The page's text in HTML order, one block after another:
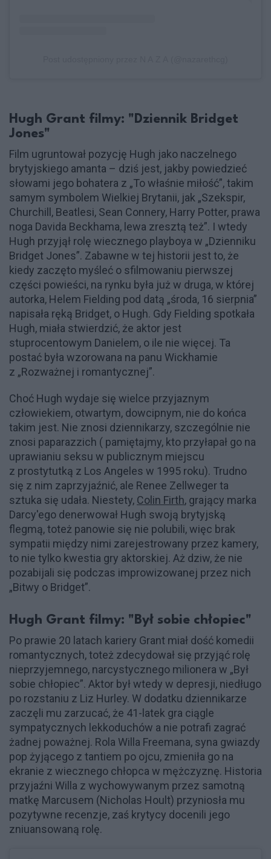
Hugh Grant filmy: "Dziennik Bridget
Jones"
Film ugruntował pozycję Hugh jako naczelnego
brytyjskiego amanta – dziś jest, jakby powiedzieć
słowami jego bohatera z „To właśnie miłość”, takim
samym symbolem Wielkiej Brytanii, jak „Szekspir,
Churchill, Beatlesi, Sean Connery, Harry Potter, prawa
noga Davida Beckhama, lewa zresztą też”. I wtedy
Hugh przyjął rolę wiecznego playboya w „Dzienniku
Bridget Jones”. Zabawne w tej historii jest to, że
kiedy zaczęto myśleć o sfilmowaniu pierwszej
części powieści, na rynku była już w druga, w której
autorka, Helem Fielding pod datą „środa, 16 sierpnia”
napisała ręką Bridget, o Hugh. Gdy Fielding spotkała
Hugh, miała stwierdzić, że aktor jest
stuprocentowym Danielem, o ile nie więcej. Ta
postać była wzorowana na panu Wickhamie
z „Rozważnej i romantycznej”.
Choć Hugh wydaje się wielce przyjaznym
człowiekiem, otwartym, dowcipnym, nie do końca
takim jest. Nie znosi dziennikarzy, szczególnie nie
znosi paparazzich ( pamiętajmy, kto przyłapał go na
uprawianiu seksu w publicznym miejscu
z prostytutką z Los Angeles w 1995 roku). Trudno
się z nim zaprzyjaźnić, ale Renee Zellweger ta
sztuka się udała. Niestety, Colin Firth, grający marka
Darcy'ego denerwował Hugh swoją brytyjską
flegmą, toteż panowie się nie polubili, więc brak
sympatii między nimi zarejestrowany przez kamery,
to nie tylko kwestia gry aktorskiej. Aż dziw, że nie
pozabijali się podczas improwizowanej przez nich
„Bitwy o Bridget”.
Hugh Grant filmy: "Był sobie chłopiec"
Po prawie 20 latach kariery Grant miał dość komedii
romantycznych, toteż zdecydował się przyjąć rolę
nieprzyjemnego, narcystycznego milionera w „Był
sobie chłopiec”. Aktor był wtedy w depresji, niedługo
po rozstaniu z Liz Hurley. W dodatku dziennikarze
zaczęli mu zarzucać, że 41-latek gra ciągle
sympatycznych lekkoduchów a nie potrafi zagrać
żadnej poważnej. Rola Willa Freemana, syna gwiazdy
pop żyjącego z tantiem po ojcu, zmieniła go na
ekranie z wiecznego chłopca w mężczyznę. Historia
przyjaźni Willa z wychowywanym przez samotną
matkę Marcusem (Nicholas Hoult) przyniosła mu
pozytywne recenzje, zaś krytycy docenili jego
zniuansowaną rolę.